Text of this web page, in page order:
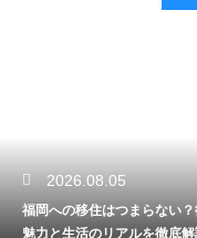
2026.08.05
福岡への移住はつまらない
魅力と生活のリアルを徹底